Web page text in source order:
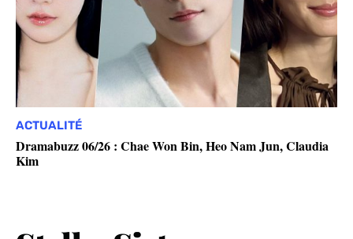
ACTUALITÉ
Dramabuzz 06/26 : Chae Won Bin, Heo Nam Jun, Claudia
Kim